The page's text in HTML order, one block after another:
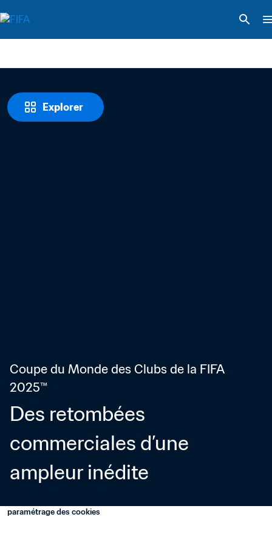
Explorer
Coupe du Monde des Clubs de la FIFA
2025™
Des retombées
commerciales d’une
ampleur inédite
paramétrage des cookies